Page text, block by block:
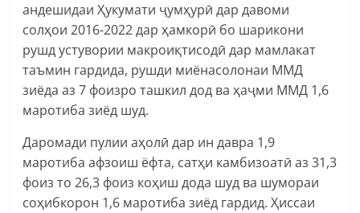
андешидаи Ҳукумати ҷумҳурӣ дар давоми
солҳои 2016-2022 дар ҳамкорӣ бо шарикони
рушд устувории макроиқтисодӣ дар мамлакат
таъмин гардида, рушди миёнасолонаи ММД
зиёда аз 7 фоизро ташкил дод ва ҳаҷми ММД 1,6
маротиба зиёд шуд.
Даромади пулии аҳолӣ дар ин давра 1,9
маротиба афзоиш ёфта, сатҳи камбизоатӣ аз 31,3
фоиз то 26,3 фоиз коҳиш дода шуд ва шумораи
соҳибкорон 1,6 маротиба зиёд гардид. Ҳиссаи